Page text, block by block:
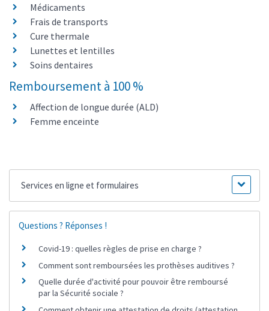
Médicaments
Frais de transports
Cure thermale
Lunettes et lentilles
Soins dentaires
Remboursement à 100 %
Affection de longue durée (ALD)
Femme enceinte
Services en ligne et formulaires
Questions ? Réponses !
Covid-19 : quelles règles de prise en charge ?
Comment sont remboursées les prothèses auditives ?
Quelle durée d'activité pour pouvoir être remboursé
par la Sécurité sociale ?